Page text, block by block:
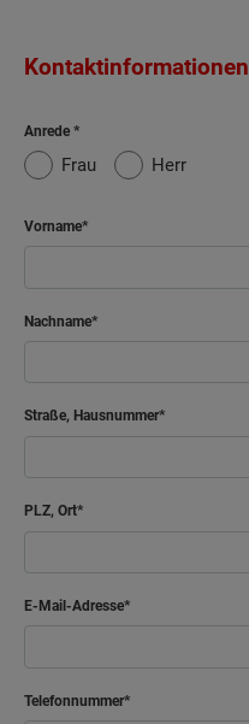
Kontaktinformationen
Anrede
Frau Herr
Vorname
Nachname
Straße, Hausnummer
PLZ, Ort
E-Mail-Adresse
Telefonnummer